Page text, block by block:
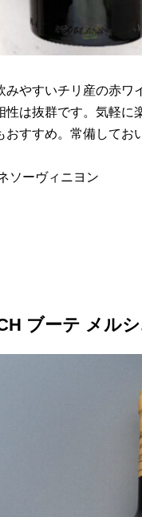
みやすいチリ産の赤ワ
は抜群です。気軽に
すすめ。常備してお
ソーヴィニヨン
ブーテ メル